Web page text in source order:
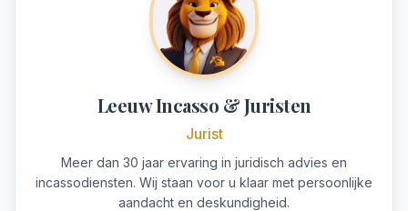
Leeuw Incasso & Juristen
Jurist
Meer dan 30 jaar ervaring in juridisch advies en
incassodiensten. Wij staan voor u klaar met persoonlijke
aandacht en deskundigheid.